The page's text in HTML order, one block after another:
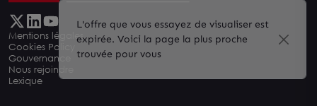
Mentions légales
Cookies Policy
Gouvernance
Nous rejoindre
Lexique
L'offre que vous essayez de visualiser est
expirée. Voici la page la plus proche
trouvée pour vous